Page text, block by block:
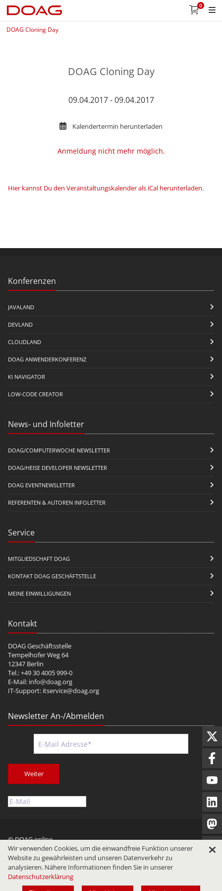
0
DOAG Cloning Day
DOAG Cloning Day
09.04.2017 - 09.04.2017
Kalendertermin herunterladen
Anmeldung nicht mehr möglich.
Hier kannst Du den Veranstaltungskalender als iCal herunterladen.
Konferenzen
JAVALAND
DEVLAND
CLOUDLAND
DOAG ANWENDERKONFERENZ
KI NAVIGATOR
LOW-CODE CREATOR
News- und Infoletter
DOAG/COMPUTERWOCHE NEWSLETTER
DOAG/HEISE DEVELOPER NEWSLETTER
DOAG EVENTNEWSLETTER
REFERENTEN & AUTOREN INFOLETTER
Service
MITGLIEDSCHAFT DOAG
KONTAKT DOAG GESCHÄFTSTELLE
MEINE EINWILLIGUNGEN
Kontakt
DOAG Geschäftsstelle
Tempelhofer Weg 64
12347 Berlin
Tel.: +49 30 4005 999-0
E-Mail: info@doag.org
IT-Support: itservice@doag.org
Newsletter An-/Abmelden
Weiter
© DOAG online
Impressum
Datenschutz Nutzungsbedingungen
Wir verwenden Cookies, um die einwandfreie Funktion unserer
Website zu gewährleisten und unseren Datenverkehr zu
analysieren. Nähere Informationen finden Sie in unserer
Datenschutzerklärung